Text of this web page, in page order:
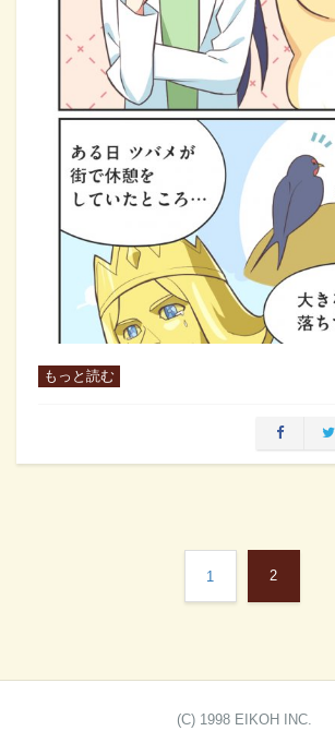
もっと読む
1 2
(C) 1998 EIKOH INC.